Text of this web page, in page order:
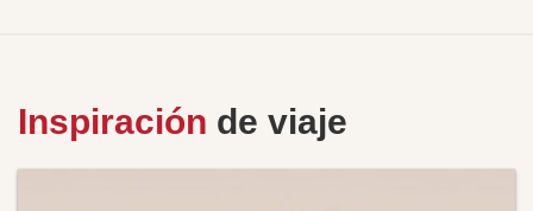
Inspiración de viaje